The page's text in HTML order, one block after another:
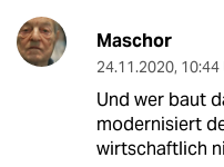
Maschor
24.11.2020, 10:44
Und wer baut
modernisiert
wirtschaftlich